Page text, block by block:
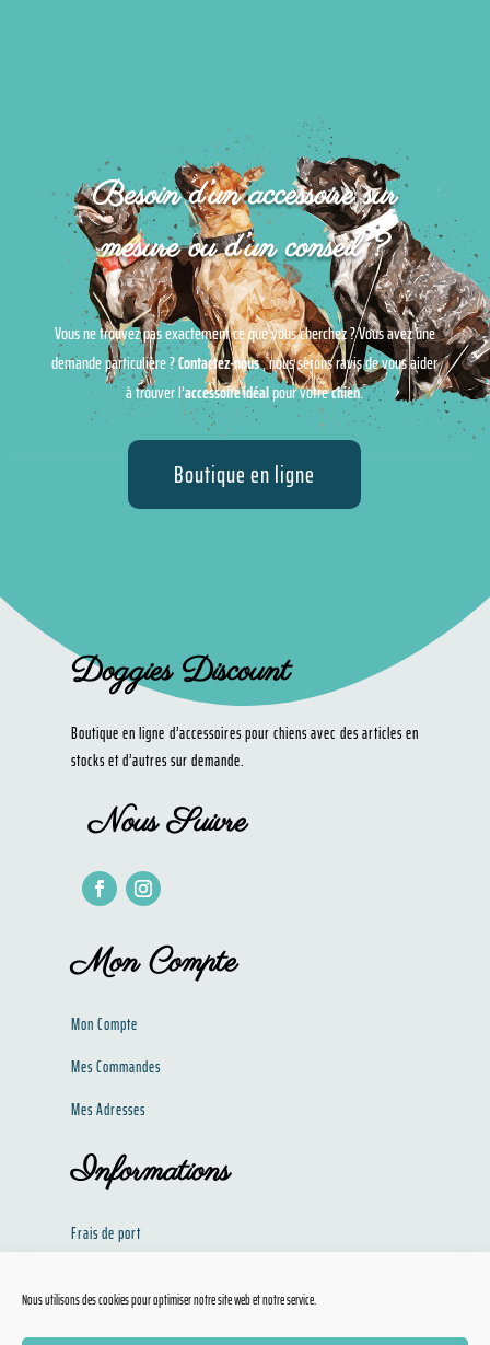
Nous utilisons des cookies pour optimiser notre site web et notre service.
Besoin d’un accessoire sur
mesure ou d’un conseil ?
Vous ne trouvez pas exactement ce que vous cherchez ? Vous avez une
demande particulière ?Contactez-nous, nous serons ravis de vous aider
à trouver l’accessoire idéalpour votrechien.
Boutique en ligne
Doggies Discount
Boutique en ligne d’accessoires pour chiens avec des articles en
stocks et d’autres sur demande.
Nous Suivre
Mon Compte
Mon Compte
Mes Commandes
Mes Adresses
Informations
Frais de port